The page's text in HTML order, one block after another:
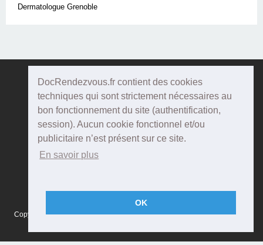
DocRendezvous.fr contient des cookies
techniques qui sont strictement nécessaires au
bon fonctionnement du site (authentification,
session). Aucun cookie fonctionnel et/ou
publicitaire n’est présent sur ce site.
En savoir plus
OK
Dermatologue Grenoble
DocRendezvous
Qui sommes-nous ?
Conditions Générales d'utilisation
Copyright © 2015 DOCRENDEZVOUS, tous droits réservés - CFTS 44 rue